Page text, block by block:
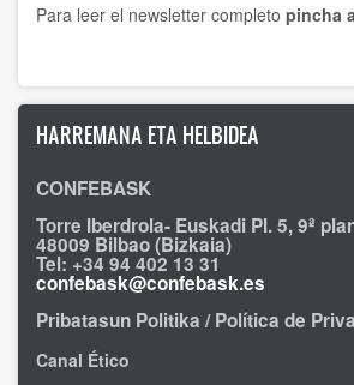
Para leer el newsletter completo pincha
HARREMANA ETA HELBIDEA
CONFEBASK
Torre Iberdrola- Euskadi Pl. 5, 9ª
48009 Bilbao (Bizkaia)
Tel: +34 94 402 13 31
confebask@confebask.es
Pribatasun Politika / Política de
Canal Ético